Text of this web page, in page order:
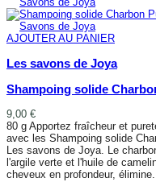
AJOUTER AU PANIER
Les savons de Joya
Shampoing solide
9,00 €
80 g Apportez fraîcheur et
avec les Shampoing solide
Les savons de Joya. Le
l'argile verte et l'huile de
cheveux en profondeur,